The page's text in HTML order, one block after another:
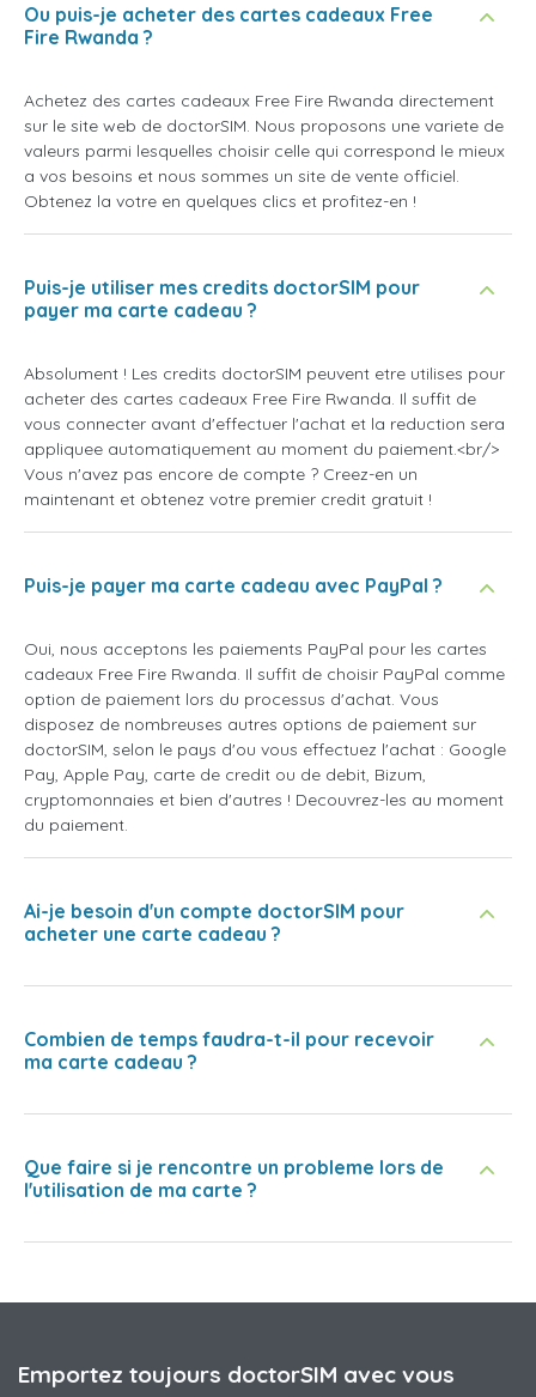
Ou puis-je acheter des cartes cadeaux Free
Fire Rwanda ?
Achetez des cartes cadeaux Free Fire Rwanda directement
sur le site web de doctorSIM. Nous proposons une variete de
valeurs parmi lesquelles choisir celle qui correspond le mieux
a vos besoins et nous sommes un site de vente officiel.
Obtenez la votre en quelques clics et profitez-en !
Puis-je utiliser mes credits doctorSIM pour
payer ma carte cadeau ?
Absolument ! Les credits doctorSIM peuvent etre utilises pour
acheter des cartes cadeaux Free Fire Rwanda. Il suffit de
vous connecter avant d'effectuer l'achat et la reduction sera
appliquee automatiquement au moment du paiement.<br/>
Vous n'avez pas encore de compte ? Creez-en un
maintenant et obtenez votre premier credit gratuit !
Puis-je payer ma carte cadeau avec PayPal ?
Oui, nous acceptons les paiements PayPal pour les cartes
cadeaux Free Fire Rwanda. Il suffit de choisir PayPal comme
option de paiement lors du processus d'achat. Vous
disposez de nombreuses autres options de paiement sur
doctorSIM, selon le pays d'ou vous effectuez l'achat : Google
Pay, Apple Pay, carte de credit ou de debit, Bizum,
cryptomonnaies et bien d'autres ! Decouvrez-les au moment
du paiement.
Ai-je besoin d'un compte doctorSIM pour
acheter une carte cadeau ?
Combien de temps faudra-t-il pour recevoir
ma carte cadeau ?
Que faire si je rencontre un probleme lors de
l'utilisation de ma carte ?
Emportez toujours doctorSIM avec vous